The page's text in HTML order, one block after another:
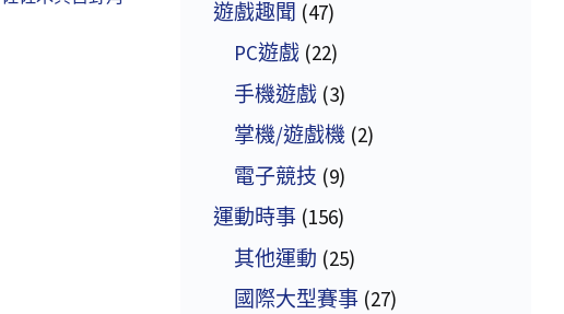
遊戲趣聞 (47)
PC遊戲 (22)
手機遊戲 (3)
掌機/遊戲機 (2)
電子競技 (9)
運動時事 (156)
其他運動 (25)
國際大型賽事 (27)